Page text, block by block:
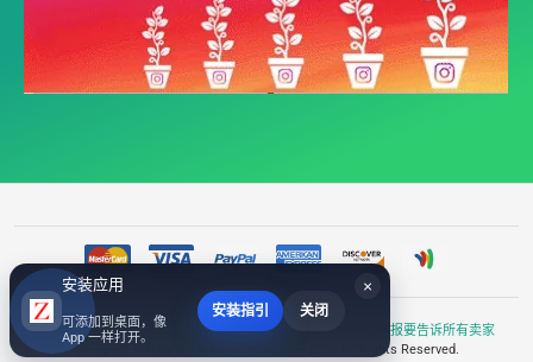
©采访了多位使用Amazon Outlet清仓的卖家，我们有这些情报要告诉所有卖家
cheapest Instagram subscribers
2017~2026 All Rights Reserved.
×
安装应用
可添加到桌面，像
App 一样打开。
安装指引 关闭